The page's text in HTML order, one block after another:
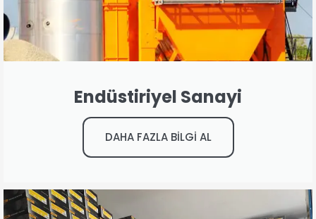
Endüstiriyel Sanayi
DAHA FAZLA BİLGİ AL